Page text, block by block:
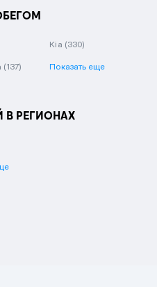
Kia (330)
(137) Показать еще
РЕГИОНАХ